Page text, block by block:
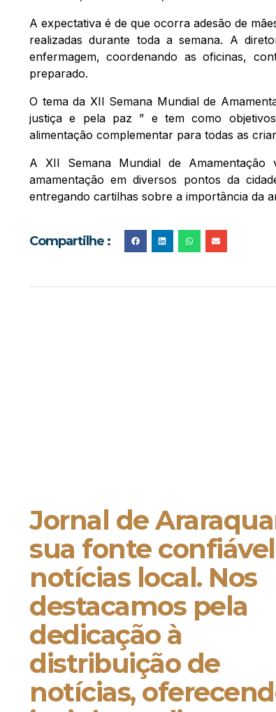
A expectativa é de que ocorra adesão de
realizadas durante toda a semana. A
enfermagem, coordenando as oficinas,
preparado.
O tema da XII Semana Mundial de
justiça e pela paz ” e tem como
alimentação complementar para todas as
A XII Semana Mundial de
amamentação em diversos pontos da
entregando cartilhas sobre a importância da
Compartilhe :
Jornal de
sua fonte
notícias local. Nos
destacamos pela
dedicação à
distribuição de
notícias,